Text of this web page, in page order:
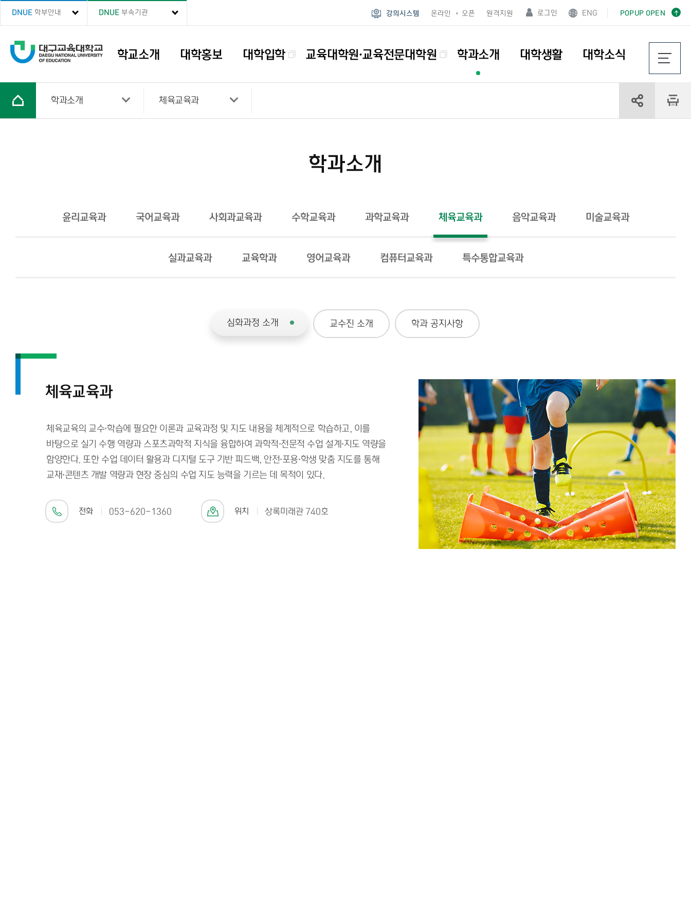
POPUP OPEN
DNUE 학부안내 DNUE 부속기관 강의시스템 온라인 오픈 원격지원 로그인 ENG
학교소개 대학홍보 대학입학 교육대학원·교육전문대학원 학과소개 대학생활 대학소식
학과소개 체육교육과
학과소개
윤리교육과 국어교육과 사회과교육과 수학교육과 과학교육과 체육교육과 음악교육과 미술교육과
실과교육과 교육학과 영어교육과 컴퓨터교육과 특수통합교육과
심화과정 소개 교수진 소개 학과 공지사항
체육교육과
체육교육의 교수·학습에 필요한 이론과 교육과정 및 지도 내용을 체계적으로 학습하고, 이를
바탕으로 실기 수행 역량과 스포츠과학적 지식을 융합하여 과학적·전문적 수업 설계·지도 역량을
함양한다. 또한 수업 데이터 활용과 디지털 도구 기반 피드백, 안전·포용·학생 맞춤 지도를 통해
교재·콘텐츠 개발 역량과 현장 중심의 수업 지도 능력을 기르는 데 목적이 있다.
전화 053-620-1360 위치 상록미래관 740호